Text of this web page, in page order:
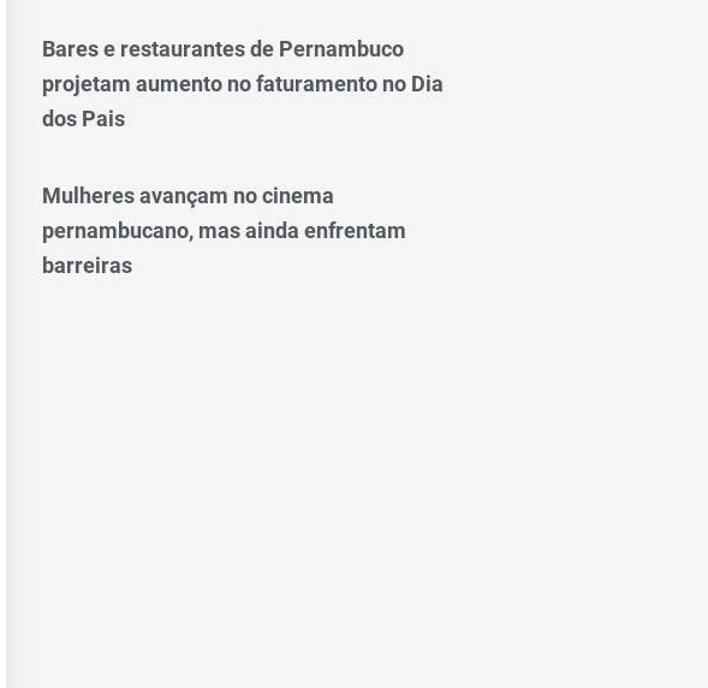
Bares e restaurantes de Pernambuco
projetam aumento no faturamento no Dia
dos Pais
Mulheres avançam no cinema
pernambucano, mas ainda enfrentam
barreiras